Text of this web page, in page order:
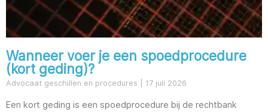
Wanneer voer je een spoedprocedure
(kort geding)?
Advocaat geschillen en procedures 17 juli 2026
Een kort geding is een spoedprocedure bij de rechtbank